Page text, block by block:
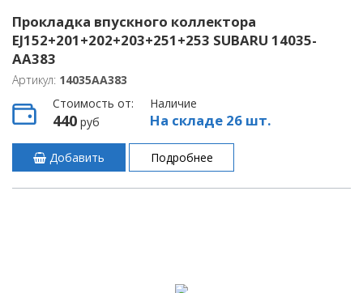
Прокладка впускного коллектора
EJ152+201+202+203+251+253 SUBARU 14035-
AA383
Артикул: 14035AA383
Стоимость от:
440 руб
Наличие
На складе 26 шт.
Добавить Подробнее